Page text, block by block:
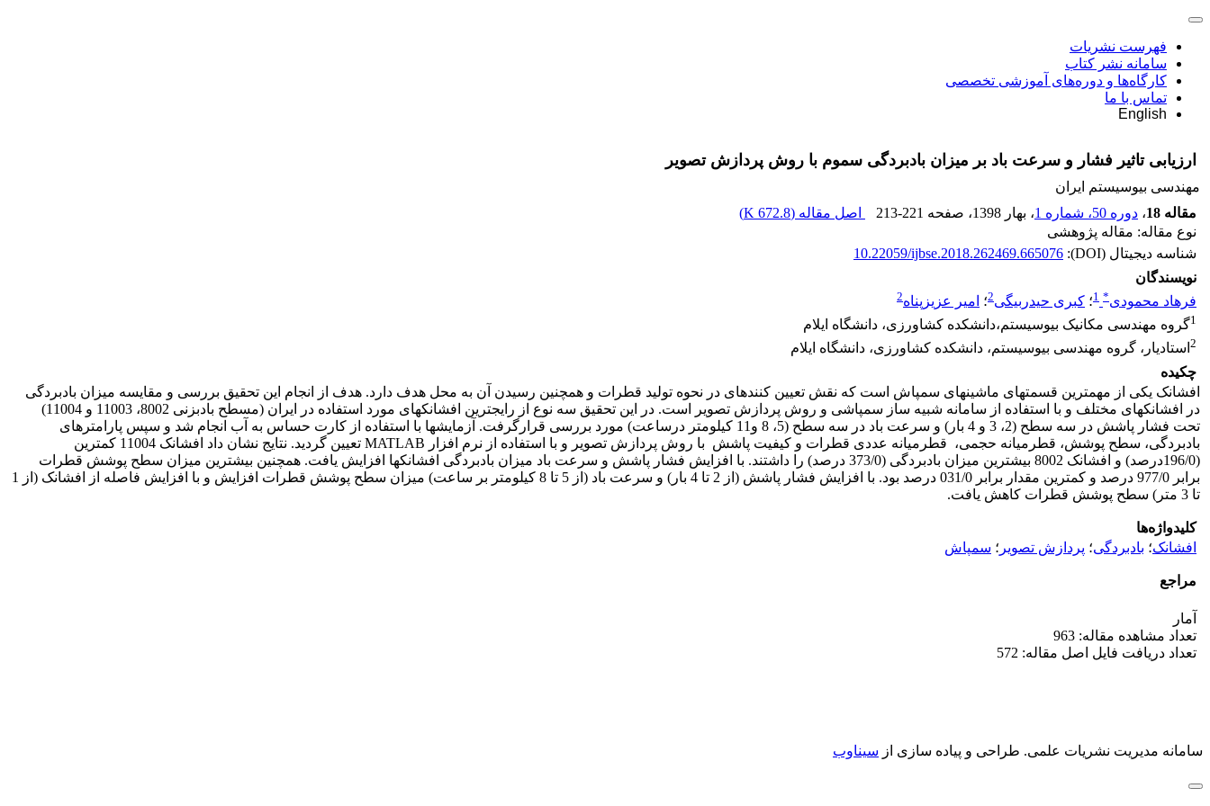
فهرست نشریات
سامانه نشر کتاب
کارگاه‌ها و دوره‌های آموزشی تخصصی
تماس با ما
English
ارزیابی تاثیر فشار و سرعت باد بر میزان بادبردگی سموم با روش پردازش تصویر
مهندسی بیوسیستم ایران
مقاله 18
، دوره 50، شماره 1 ، بهار 1398 ، صفحه 213-221 اصل مقاله (672.8 K
)
نوع مقاله: مقاله پژوهشی
شناسه دیجیتال (DOI):
10.22059/ijbse.2018.262469.665076
نویسندگان
فرهاد محمودی*
1؛ کبری حیدربیگی2؛ امیر عزیزپناه2
1گروه مهندسی مکانیک بیوسیستم،دانشکده کشاورزی، دانشگاه ایلام
2 استادیار، گروه مهندسی بیوسیستم، دانشکده کشاورزی، دانشگاه ایلام
چکیده
افشانک یکی از مهمترین قسمت­های ماشین­های سم­پاش است که نقش تعیین کننده­ای در نحوه تولید قطرات و همچنین رسیدن آن به محل هدف دارد. هدف از انجام این تحقیق بررسی و مقایسه میزان بادبردگی
در افشانک­های مختلف و با استفاده از سامانه شبیه ساز سم­پاشی و روش پردازش تصویر است. در این تحقیق سه نوع از رایج­ترین افشانک­های مورد استفاده در ایران (مسطح بادبزنی 8002، 11003 و 11004)
تحت فشار پاشش در سه سطح (2، 3 و 4 بار) و سرعت باد در سه سطح (5، 8 و11 کیلومتر درساعت) مورد بررسی قرارگرفت. آزمایش­ها با استفاده از کارت حساس به آب انجام شد و سپس پارامترهای
بادبردگی، سطح پوشش، قطرمیانه حجمی، قطرمیانه عددی قطرات و کیفیت پاشش با روش پردازش تصویر و با استفاده از نرم افزار MATLAB تعیین گردید. نتایج نشان­ داد افشانک 11004 کمترین
(196/0درصد) و افشانک 8002 بیشترین میزان بادبردگی (373/0 درصد) را داشتند. با افزایش فشار پاشش و سرعت باد میزان بادبردگی افشانک­ها افزایش یافت. همچنین بیشترین میزان سطح پوشش قطرات
برابر 977/0 درصد و کمترین مقدار برابر 031/0 درصد بود. با افزایش فشار پاشش (از 2 تا 4 بار) و سرعت باد (از 5 تا 8 کیلومتر بر ساعت) میزان سطح پوشش قطرات افزایش و با افزایش فاصله از افشانک (از 1
تا 3 متر) سطح پوشش قطرات کاهش یافت.
کلیدواژه‌ها
افشانک؛ بادبردگی؛ پردازش تصویر ؛ سمپاش
مراجع
آمار
تعداد مشاهده مقاله: 963
تعداد دریافت فایل اصل مقاله: 572
سامانه مدیریت نشریات علمی. طراحی و پیاده سازی از سیناوب